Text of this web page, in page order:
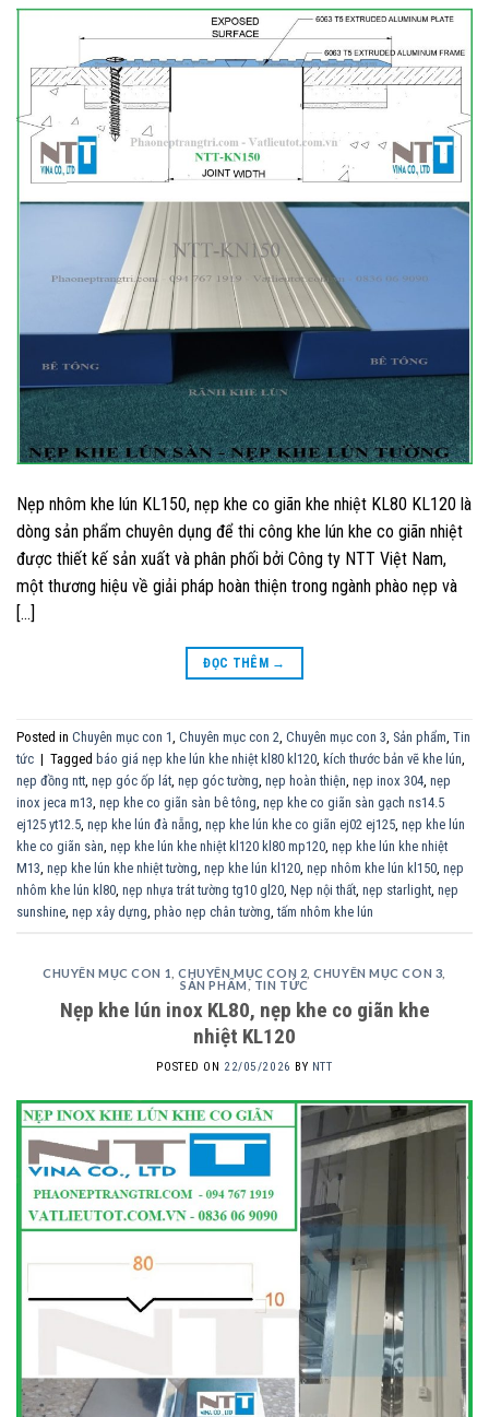
Nẹp nhôm khe lún KL150, nẹp khe co giãn khe nhiệt KL80 KL120 là
dòng sản phẩm chuyên dụng để thi công khe lún khe co giãn nhiệt
được thiết kế sản xuất và phân phối bởi Công ty NTT Việt Nam,
một thương hiệu về giải pháp hoàn thiện trong ngành phào nẹp và
[…]
ĐỌC THÊM →
Posted in Chuyên mục con 1, Chuyên mục con 2, Chuyên mục con 3, Sản phẩm, Tin
tức | Tagged báo giá nẹp khe lún khe nhiệt kl80 kl120, kích thước bản vẽ khe lún,
nẹp đồng ntt, nẹp góc ốp lát, nẹp góc tường, nẹp hoàn thiện, nẹp inox 304, nẹp
inox jeca m13, nẹp khe co giãn sàn bê tông, nẹp khe co giãn sàn gạch ns14.5
ej125 yt12.5, nẹp khe lún đà nẵng, nẹp khe lún khe co giãn ej02 ej125, nẹp khe lún
khe co giãn sàn, nẹp khe lún khe nhiệt kl120 kl80 mp120, nẹp khe lún khe nhiệt
M13, nẹp khe lún khe nhiệt tường, nẹp khe lún kl120, nẹp nhôm khe lún kl150, nẹp
nhôm khe lún kl80, nẹp nhựa trát tường tg10 gl20, Nẹp nội thất, nẹp starlight, nẹp
sunshine, nẹp xây dựng, phào nẹp chân tường,tấm nhôm khe lún
CHUYÊN MỤC CON 1 ,CHUYÊN MỤC CON 2 ,CHUYÊN MỤC CON 3
SẢN PHẨM , TIN TỨC
Nẹp khe lún inox KL80, nẹp khe co giãn khe
nhiệt KL120
POSTED ON 22/05/2026 BY NTT